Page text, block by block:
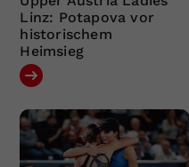
Linz: Potapova vor
historischem
Heimsieg